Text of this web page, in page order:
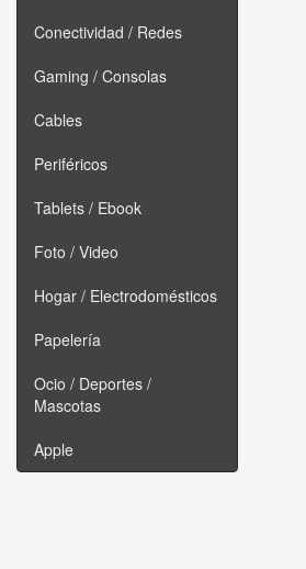
Conectividad / Redes
Gaming / Consolas
Cables
Periféricos
Tablets / Ebook
Foto / Video
Hogar / Electrodomésticos
Papelería
Ocio / Deportes /
Mascotas
Apple